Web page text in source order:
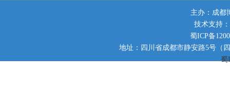
主办：成都
技术支持
蜀ICP备
地址：四川省成都市静安路5号（
蜀